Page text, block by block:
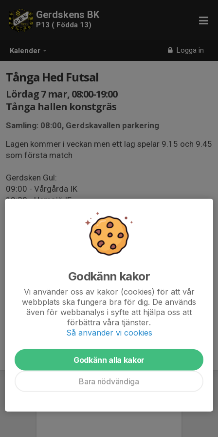
Kalender Logga in
Gerdskens BK
P13 ( Födda 13)
Tånga Hed Futsal
Lördag 7 mar, 08:00-19:00
Tånga hallen konstgräs
Samling: 08:00, Gerdskavallen parkering
Lagen kommer i veckan men ett lag spelar 9.15 och 9.45
som första match
Gerdsken Gul:
09:00 - Vårgårda IK
10:38 - Hemsjö IF
Slutspel igång vid 13:14 och finalen börjar 14:54.
Godkänn kakor
Vi använder oss av kakor (cookies) för att vår
webbplats ska fungera bra för dig. De används
även för webbanalys i syfte att hjälpa oss att
förbättra våra tjänster.
Så använder vi cookies
Godkänn alla kakor
Bara nödvändiga